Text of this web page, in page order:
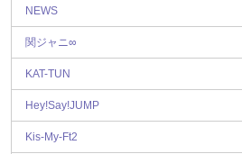
NEWS
関ジャニ∞
KAT-TUN
Hey!Say!JUMP
Kis-My-Ft2